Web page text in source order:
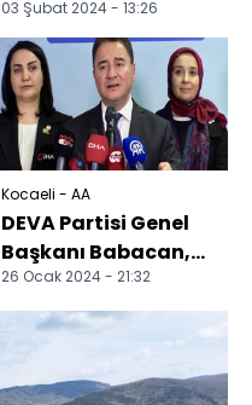
03 Şubat 2024 - 13:26
Kocaeli - AA
DEVA Partisi Genel
Başkanı Babacan,
Kocaeli'de konuştu:
26 Ocak 2024 - 21:32